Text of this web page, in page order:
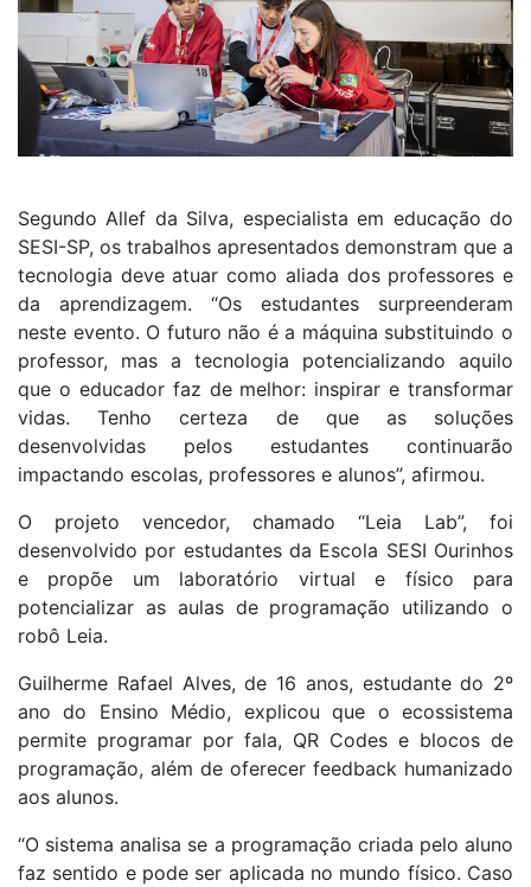
Segundo Allef da Silva, especialista em educação do
SESI-SP, os trabalhos apresentados demonstram que a
tecnologia deve atuar como aliada dos professores e
da aprendizagem. “Os estudantes surpreenderam
neste evento. O futuro não é a máquina substituindo o
professor, mas a tecnologia potencializando aquilo
que o educador faz de melhor: inspirar e transformar
vidas. Tenho certeza de que as soluções
desenvolvidas pelos estudantes continuarão
impactando escolas, professores e alunos”, afirmou.
O projeto vencedor, chamado “Leia Lab”, foi
desenvolvido por estudantes da Escola SESI Ourinhos
e propõe um laboratório virtual e físico para
potencializar as aulas de programação utilizando o
robô Leia.
Guilherme Rafael Alves, de 16 anos, estudante do 2º
ano do Ensino Médio, explicou que o ecossistema
permite programar por fala, QR Codes e blocos de
programação, além de oferecer feedback humanizado
aos alunos.
“O sistema analisa se a programação criada pelo aluno
faz sentido e pode ser aplicada no mundo físico. Caso